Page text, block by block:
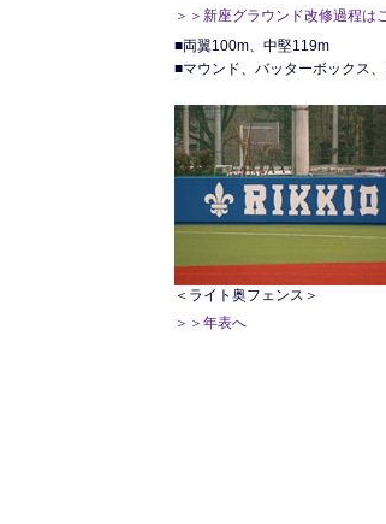
＞＞新座グラウンド改修過程は
■両翼100m、中堅119m
■マウンド、バッターボックス
＜ライト奥フェンス＞
＞＞年表へ